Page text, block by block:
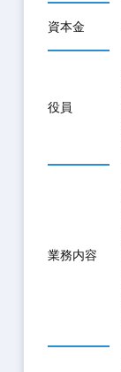
資本金
役員
業務内容